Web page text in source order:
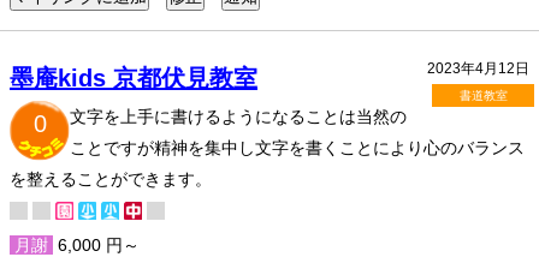
2023年4月12日
書道教室
墨庵kids 京都伏見教室
0
文字を上手に書けるようになることは当然の
ことですが精神を集中し文字を書くことにより心のバランス
を整えることができます。
月謝 6,000 円～